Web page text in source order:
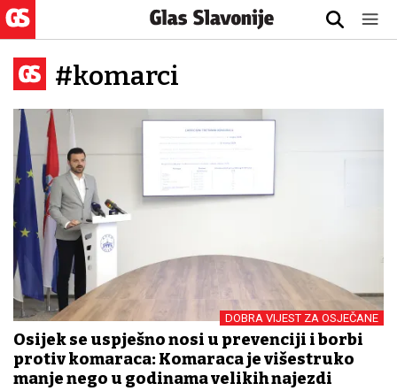
#komarci
DOBRA VIJEST ZA OSJEČANE
Osijek se uspješno nosi u prevenciji i borbi
protiv komaraca: Komaraca je višestruko
manje nego u godinama velikih najezdi